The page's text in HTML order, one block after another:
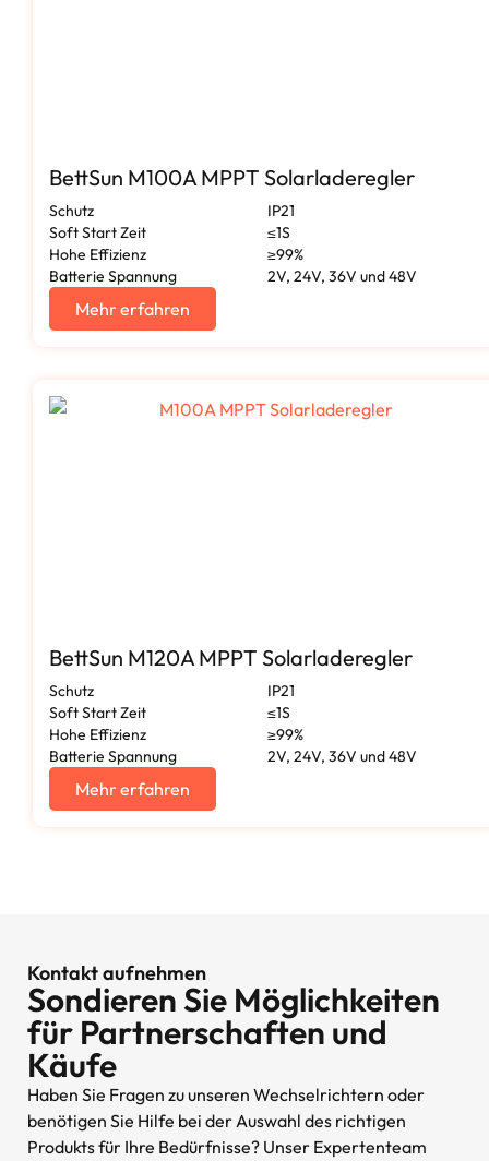
BettSun M100A MPPT Solarladeregler
Schutz
IP21
Soft Start Zeit
≤1S
Hohe Effizienz
≥99%
Batterie Spannung
2V, 24V, 36V und 48V
Mehr erfahren
BettSun M120A MPPT Solarladeregler
Schutz
IP21
Soft Start Zeit
≤1S
Hohe Effizienz
≥99%
Batterie Spannung
2V, 24V, 36V und 48V
Mehr erfahren
Kontakt aufnehmen
Sondieren Sie Möglichkeiten
für Partnerschaften und
Käufe
Haben Sie Fragen zu unseren Wechselrichtern oder
benötigen Sie Hilfe bei der Auswahl des richtigen
Produkts für Ihre Bedürfnisse? Unser Expertenteam